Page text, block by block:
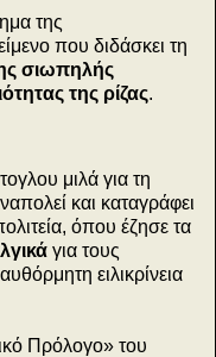
της
που διδάσκει τη
σιωπηλής
της ρίζας.
μιλά για τη
και καταγράφει
όπου έζησε τα
για τους
ειλικρίνεια
Πρόλογο» του